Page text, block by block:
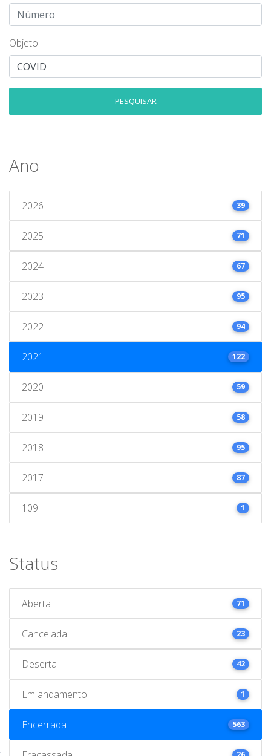
Objeto
PESQUISAR
Ano
2026 39
2025 71
2024 67
2023 95
2022 94
2021 122
2020 59
2019 58
2018 95
2017 87
109 1
Status
Aberta 71
Cancelada 23
Deserta 42
Em andamento 1
Encerrada 563